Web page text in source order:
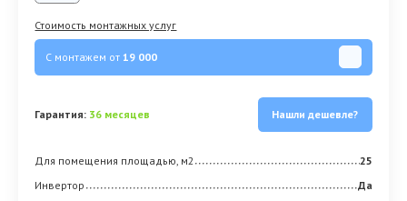
Стоимость монтажных услуг
С монтажем от19 000
Гарантия: 36 месяцев Нашли дешевле?
Для помещения площадью, м2
25
Инвертор
Да